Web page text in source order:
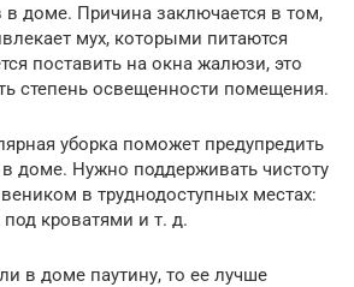
доме. Причина заключается в том,
мух, которыми питаются
поставить на окна жалюзи, это
степень освещенности помещения.
уборка поможет предупредить
доме. Нужно поддерживать чистоту
в труднодоступных местах:
кроватями и т. д.
в доме паутину, то ее лучше